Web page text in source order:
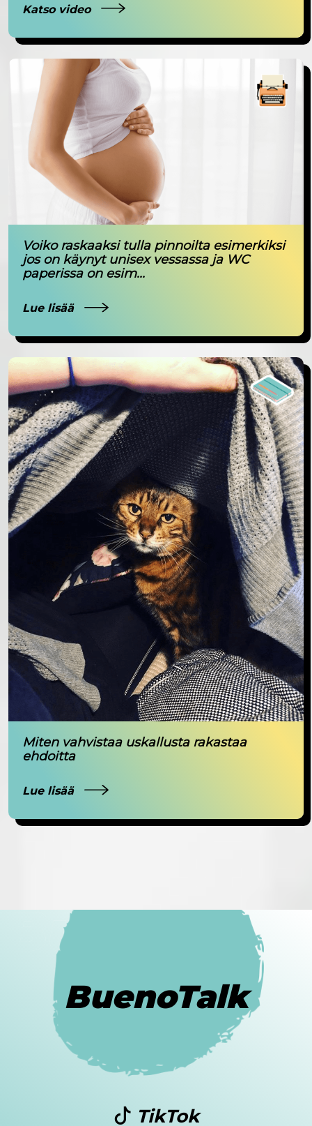
Katso video
Voiko raskaaksi tulla pinnoilta esimerkiksi
jos on käynyt unisex vessassa ja WC
paperissa on esim...
Lue lisää
Miten vahvistaa uskallusta rakastaa
ehdoitta
Lue lisää
BuenoTalk
TikTok